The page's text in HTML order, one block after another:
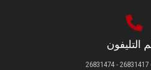
التليفون